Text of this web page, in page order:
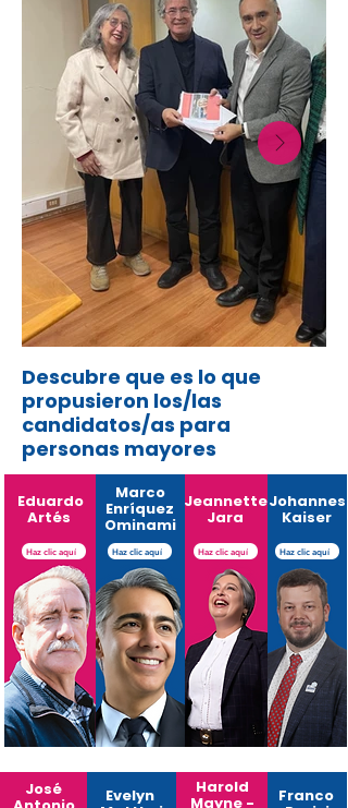
Descubre que es lo que
propusieron los/las
candidatos/as para
personas mayores
Haz clic aquí
Eduardo
Artés
Marco
Enríquez
Ominami
Haz clic aquí
Jeannette
Jara
Haz clic aquí
Johannes
Kaiser
Haz clic aquí
José Evelyn Harold
Mayne - Franco